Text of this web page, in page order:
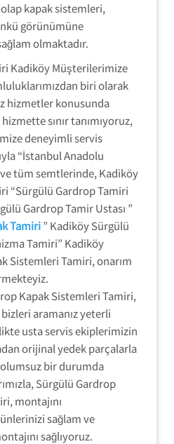
kapak sistemleri,
görünümüne
olmaktadır.
Kadiköy Müşterilerimize
biri olarak
hizmetler konusunda
sınır tanımıyoruz,
deneyimli servis
“İstanbul Anadolu
ve tüm semtlerinde, Kadiköy
“Sürgülü Gardrop Tamiri
Gardrop Tamir Ustası ”
Tamiri” Kadiköy Sürgülü
Tamiri” Kadiköy
Sistemleri Tamiri, onarım
Kapak Sistemleri Tamiri,
aramanız yeterli
usta servis ekiplerimizin
orijinal yedek parçalarla
bir durumda
Sürgülü Gardrop
montajını
sağlam ve
sağlıyoruz.